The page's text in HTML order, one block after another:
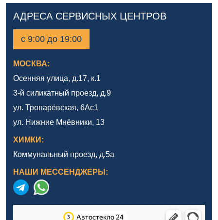
АДРЕСА СЕРВИСНЫХ ЦЕНТРОВ
с 9:00 до 19:00
МОСКВА:
Осенняя улица, д.17, к.1
3-й силикатный проезд, д.9
ул. Тропарёвская, 6Ас1
ул. Нижние Мнёвники, 13
ХИМКИ:
Коммунальный проезд, д.5а
НАШИ МЕССЕНДЖЕРЫ: